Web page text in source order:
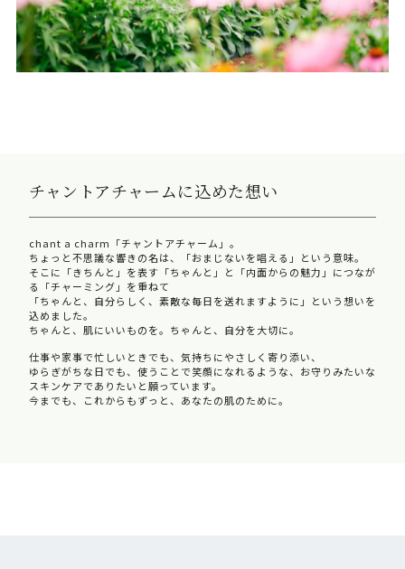
チャントアチャームに込めた想い
chant a charm「チャントアチャーム」。
ちょっと不思議な響きの名は、「おまじないを唱える」という意味。
そこに「きちんと」を表す「ちゃんと」と「内面からの魅力」につなが
る「チャーミング」を重ねて
「ちゃんと、自分らしく、素敵な毎日を送れますように」という想いを
込めました。
ちゃんと、肌にいいものを。ちゃんと、自分を大切に。
仕事や家事で忙しいときでも、気持ちにやさしく寄り添い、
ゆらぎがちな日でも、使うことで笑顔になれるような、お守りみたいな
スキンケアでありたいと願っています。
今までも、これからもずっと、あなたの肌のために。